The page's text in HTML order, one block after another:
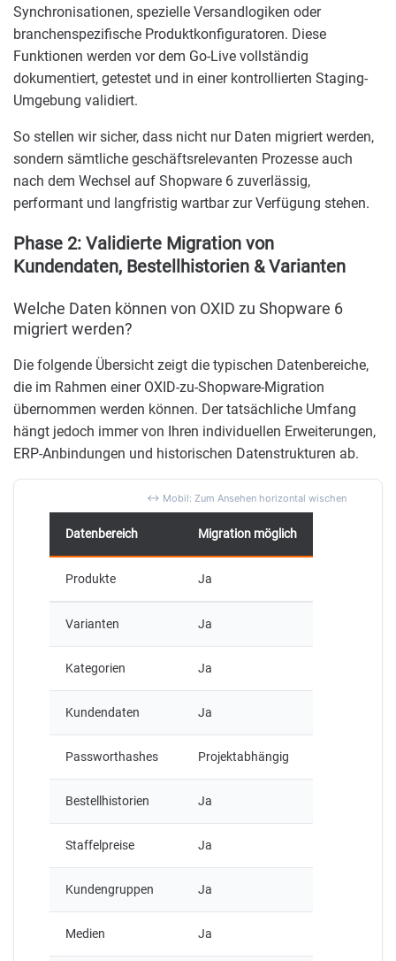
Synchronisationen, spezielle Versandlogiken oder
branchenspezifische Produktkonfiguratoren. Diese
Funktionen werden vor dem Go-Live vollständig
dokumentiert, getestet und in einer kontrollierten Staging-
Umgebung validiert.
So stellen wir sicher, dass nicht nur Daten migriert werden,
sondern sämtliche geschäftsrelevanten Prozesse auch
nach dem Wechsel auf Shopware 6 zuverlässig,
performant und langfristig wartbar zur Verfügung stehen.
Phase 2: Validierte Migration von
Kundendaten, Bestellhistorien & Varianten
Welche Daten können von OXID zu Shopware 6
migriert werden?
Die folgende Übersicht zeigt die typischen Datenbereiche,
die im Rahmen einer OXID-zu-Shopware-Migration
übernommen werden können. Der tatsächliche Umfang
hängt jedoch immer von Ihren individuellen Erweiterungen,
ERP-Anbindungen und historischen Datenstrukturen ab.
Datenbereich Migration möglich
Produkte Ja
Varianten Ja
Kategorien Ja
Kundendaten Ja
Passworthashes Projektabhängig
Bestellhistorien Ja
Staffelpreise Ja
Kundengruppen Ja
Medien Ja